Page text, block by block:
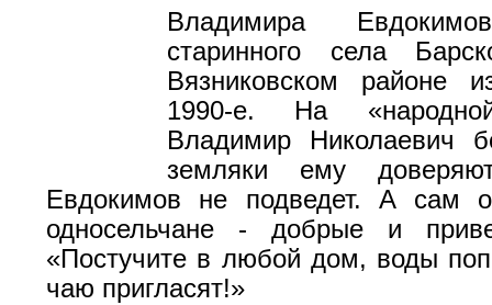
Владимира
старинного села
Вязниковском районе
1990-е. На
Владимир Николаевич
земляки ему
Евдокимов не подведет. А сам
односельчане - добрые и
«Постучите в любой дом, воды
чаю пригласят!»